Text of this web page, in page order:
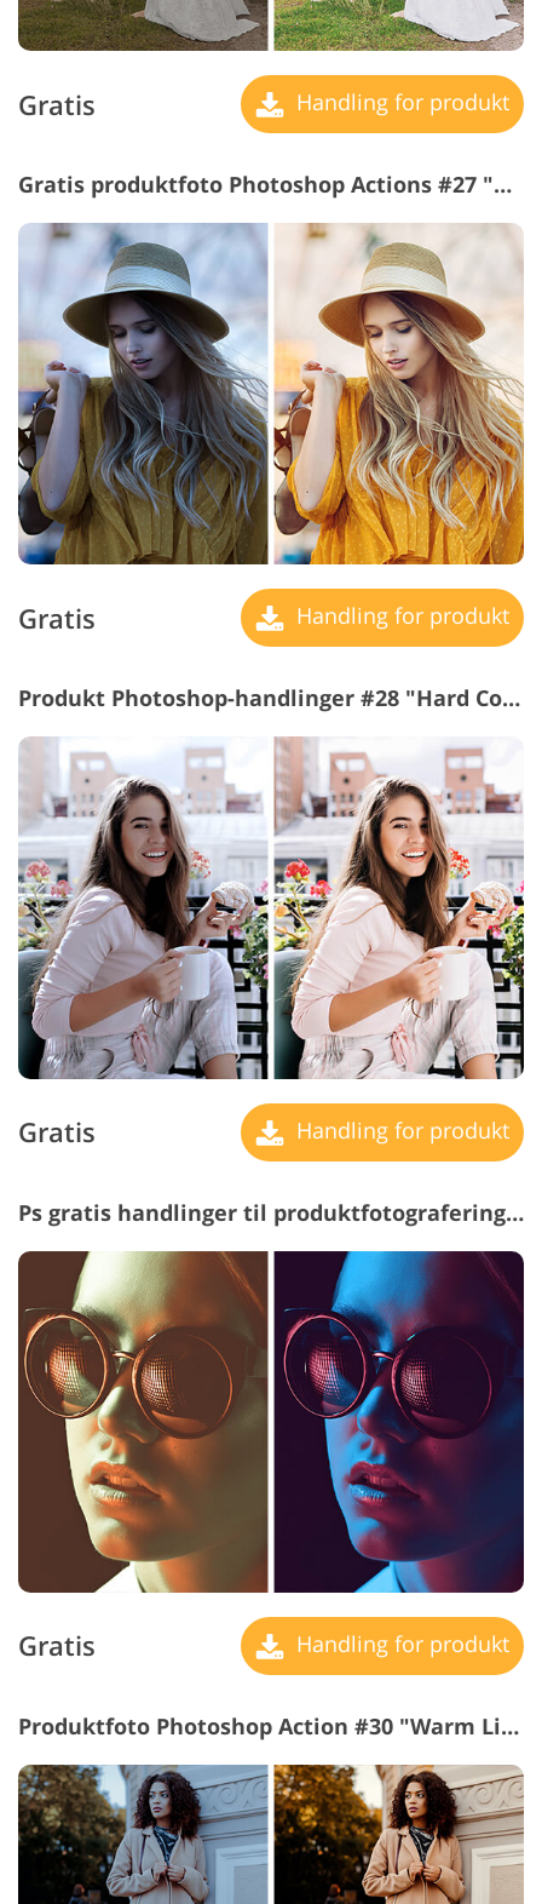
Gratis Handling for produkt
Gratis produktfoto Photoshop Actions #27 "Creative"
Gratis Handling for produkt
Produkt Photoshop-handlinger #28 "Hard Contrast"
Gratis Handling for produkt
Ps gratis handlinger til produktfotografering #29 "Ultra Violet"
Gratis Handling for produkt
Produktfoto Photoshop Action #30 "Warm Light"